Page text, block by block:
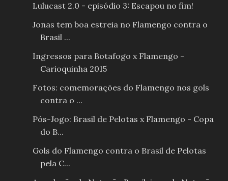
Lulucast 2.0 - episódio 3: Escapou no fim!
Jonas tem boa estreia no Flamengo contra o
Brasil ...
Ingressos para Botafogo x Flamengo -
Carioquinha 2015
Fotos: comemorações do Flamengo nos gols
contra o ...
Pós-Jogo: Brasil de Pelotas x Flamengo - Copa
do B...
Gols do Flamengo contra o Brasil de Pelotas
pela C...